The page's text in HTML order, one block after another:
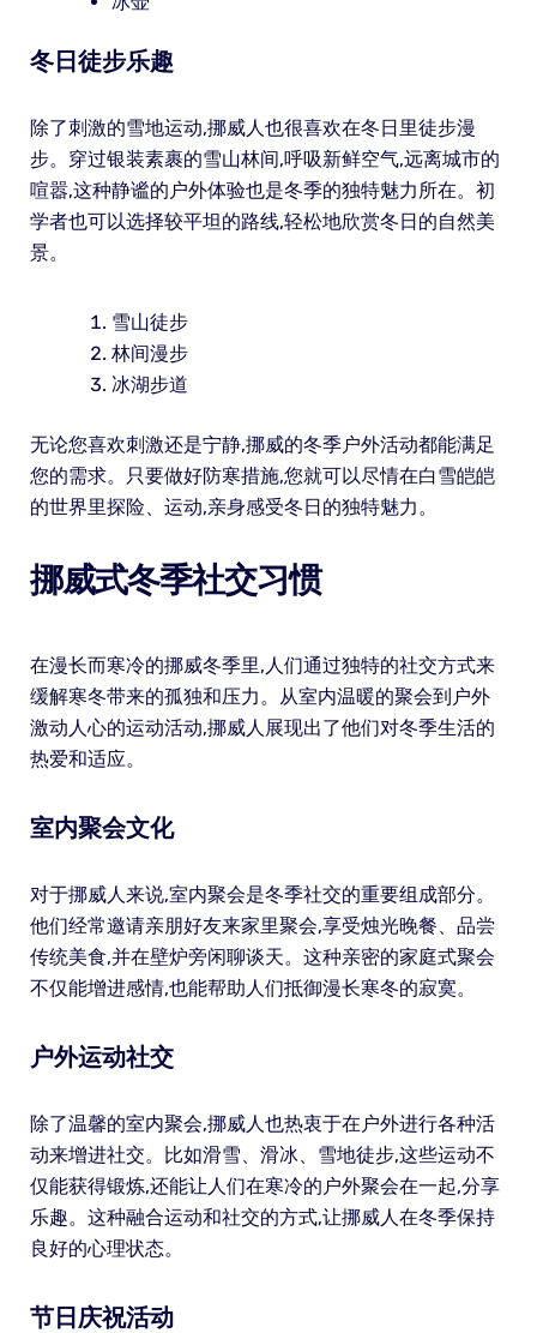
冬日徒步乐趣
除了刺激的雪地运动,挪威人也很喜欢在冬日里徒步漫
步。穿过银装素裹的雪山林间,呼吸新鲜空气,远离城市的
喧嚣,这种静谧的户外体验也是冬季的独特魅力所在。初
学者也可以选择较平坦的路线,轻松地欣赏冬日的自然美
景。
雪山徒步
林间漫步
冰湖步道
无论您喜欢刺激还是宁静,挪威的冬季户外活动都能满足
您的需求。只要做好防寒措施,您就可以尽情在白雪皑皑
的世界里探险、运动,亲身感受冬日的独特魅力。
挪威式冬季社交习惯
在漫长而寒冷的挪威冬季里,人们通过独特的社交方式来
缓解寒冬带来的孤独和压力。从室内温暖的聚会到户外
激动人心的运动活动,挪威人展现出了他们对冬季生活的
热爱和适应。
室内聚会文化
对于挪威人来说,室内聚会是冬季社交的重要组成部分。
他们经常邀请亲朋好友来家里聚会,享受烛光晚餐、品尝
传统美食,并在壁炉旁闲聊谈天。这种亲密的家庭式聚会
不仅能增进感情,也能帮助人们抵御漫长寒冬的寂寞。
户外运动社交
除了温馨的室内聚会,挪威人也热衷于在户外进行各种活
动来增进社交。比如滑雪、滑冰、雪地徒步,这些运动不
仅能获得锻炼,还能让人们在寒冷的户外聚会在一起,分享
乐趣。这种融合运动和社交的方式,让挪威人在冬季保持
良好的心理状态。
节日庆祝活动